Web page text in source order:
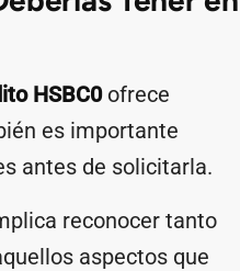
HSBC0ofrece
es importante
antes de solicitarla.
reconocer tanto
aspectos que